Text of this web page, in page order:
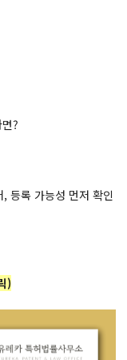
?
등록 가능성 먼저 확인
)